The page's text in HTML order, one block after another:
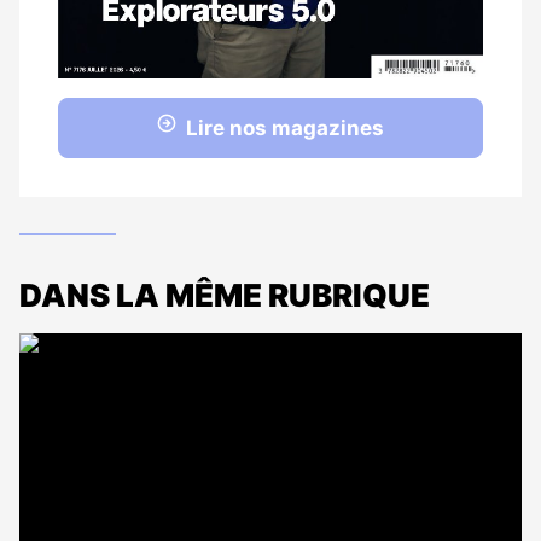
Lire nos magazines
DANS LA MÊME RUBRIQUE